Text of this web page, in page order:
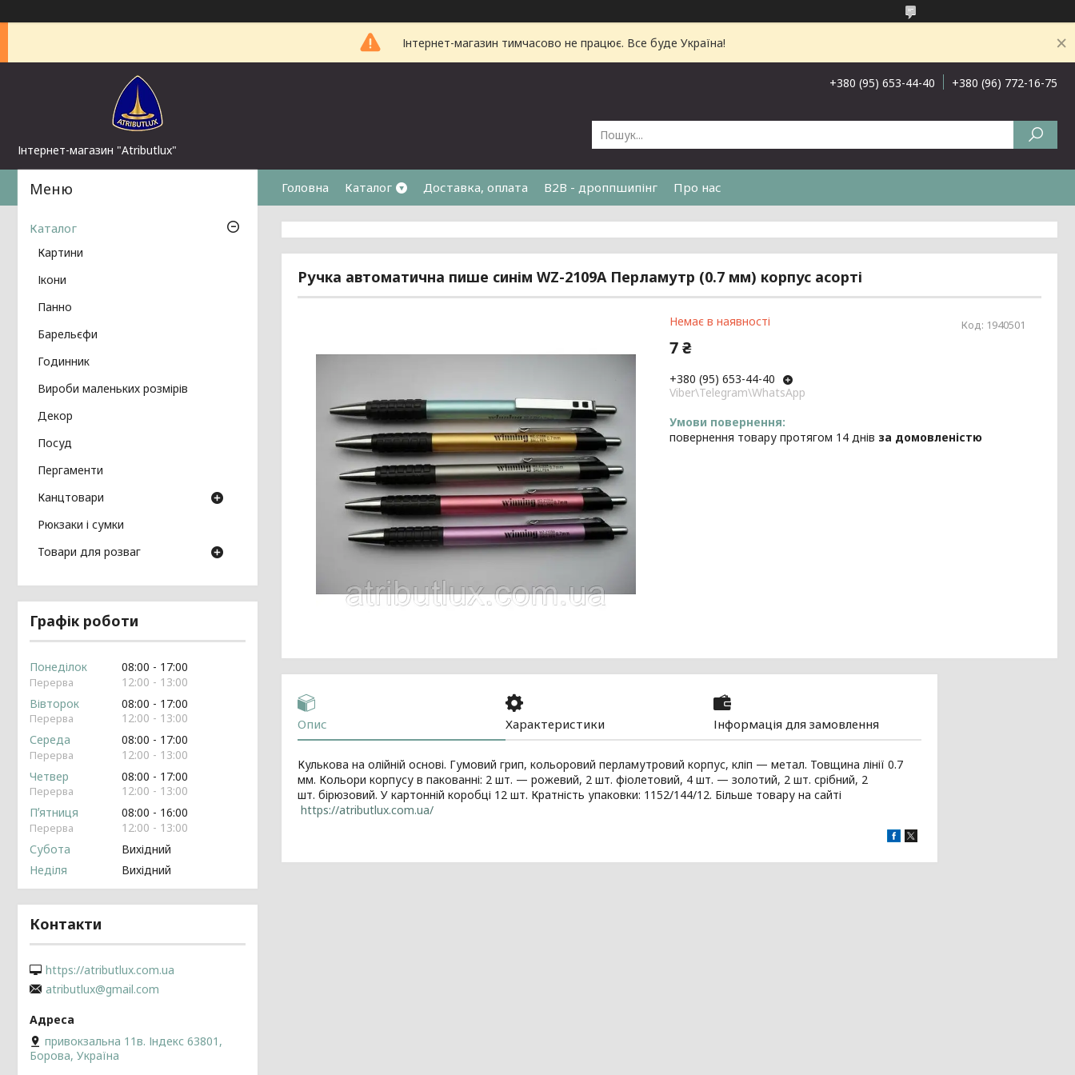
Інтернет-магазин тимчасово не працює. Все буде Україна!
Інтернет-магазин "Atributlux"
+380 (95) 653-44-40 +380 (96) 772-16-75
Головна Каталог Доставка, оплата B2B - дроппшипінг Про нас
Ручка автоматична пише синім WZ-2109A Перламутр (0.7 мм) корпус асорті
Немає в наявності Код: 1940501
7 ₴
+380 (95) 653-44-40
Viber\Telegram\WhatsApp
повернення товару протягом 14 днів за домовленістю
Опис Характеристики Інформація для замовлення
Кулькова на олійній основі. Гумовий грип, кольоровий перламутровий корпус, кліп — метал. Товщина лінії 0.7
мм. Кольори корпусу в пакованні: 2 шт. — рожевий, 2 шт. фіолетовий, 4 шт. — золотий, 2 шт. срібний, 2
шт. бірюзовий. У картонній коробці 12 шт. Кратність упаковки: 1152/144/12. Більше товару на сайті
https://atributlux.com.ua/
Каталог
Картини
Ікони
Панно
Барельєфи
Годинник
Вироби маленьких розмірів
Декор
Посуд
Пергаменти
Канцтовари
Рюкзаки і сумки
Товари для розваг
Графік роботи
Понеділок 08:00
17:00
12:00
13:00
Вівторок
08:00
17:00
12:00
13:00
Середа
08:00
17:00
12:00
13:00
Четвер
08:00
17:00
12:00
13:00
Пʼятниця
08:00
16:00
12:00
13:00
Субота
Вихідний
Неділя
Вихідний
Контакти
https://atributlux.com.ua
atributlux@gmail.com
привокзальна 11в. Індекс 63801,
Борова, Україна